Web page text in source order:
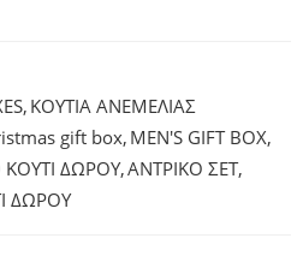
, ΚΟΥΤΙΑ ΑΝΕΜΕΛΙΑΣ
gift box, MEN'S GIFT BOX,
ΚΟΥΤΙ ΔΩΡΟΥ,ΑΝΤΡΙΚΟ ΣΕΤ,
ΔΩΡΟΥ